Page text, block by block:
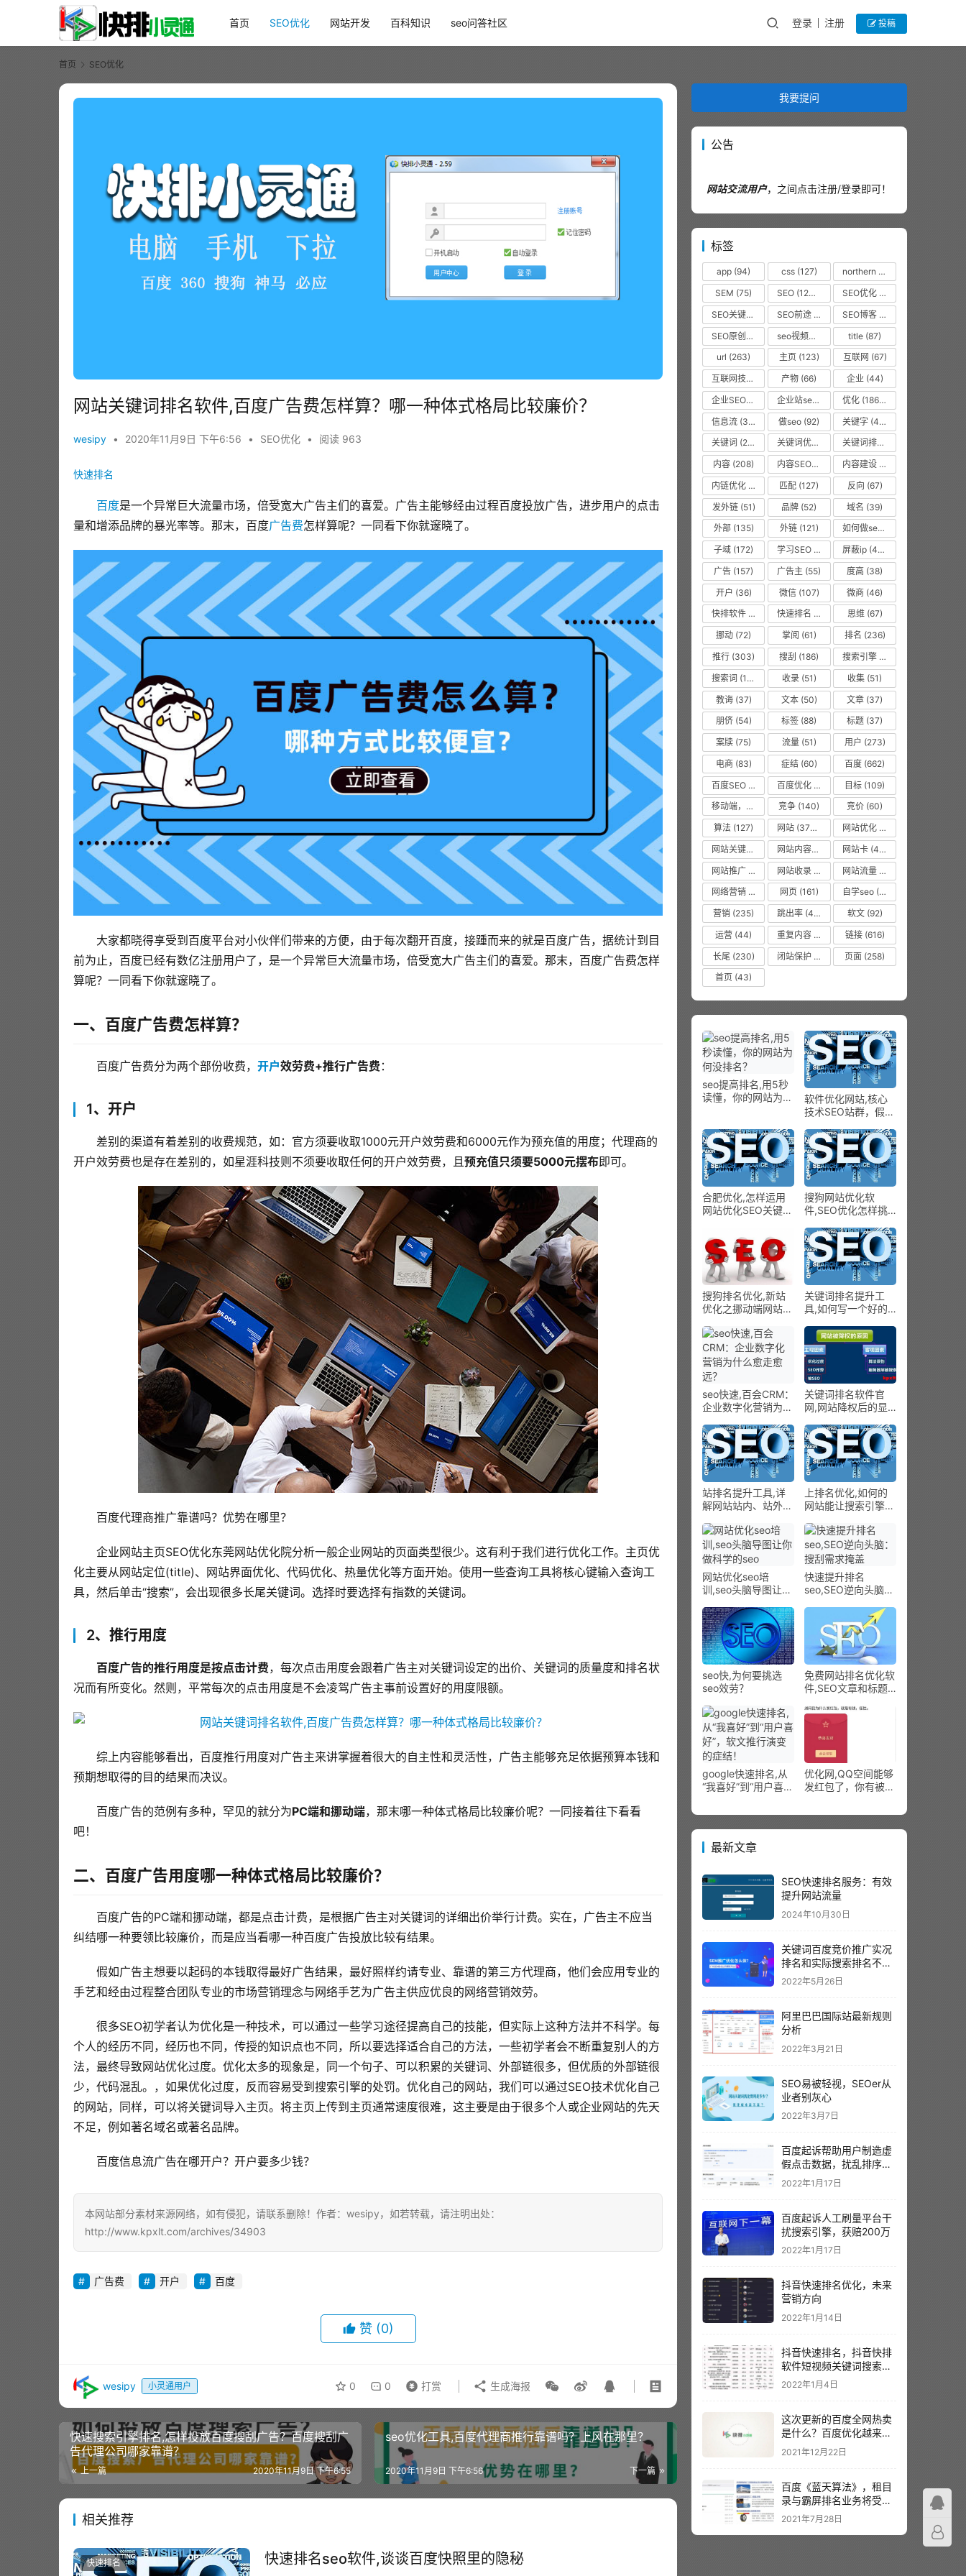
首页 SEO优化 网站开发 百科知识 seo问答社区 登录 注册 投稿
首页 SEO优化
网站关键词排名软件,百度广告费怎样算？哪一种体式格局比较廉价？
wesipy • 2020年11月9日 下午6:56 • SEO优化 • 阅读 963
快速排名
百度是一个异常巨大流量市场，倍受宽大广告主们的喜爱。广告主能够经由过程百度投放广告，进步用户的点击
量和增添品牌的暴光率等。那末，百度广告费怎样算呢？一同看下你就邃晓了。
大家都晓得享受到百度平台对小伙伴们带来的方便，由于每次翻开百度，接踵而来的就是百度广告，据统计到目
前为止，百度已经有数亿注册用户了，是一个异常巨大流量市场，倍受宽大广告主们的喜爱。那末，百度广告费怎样
算呢？一同看下你就邃晓了。
一、百度广告费怎样算？
百度广告费分为两个部份收费， 开户效劳费+推行广告费 ：
1、开户
差别的渠道有着差别的收费规范，如：官方须要收取1000元开户效劳费和6000元作为预充值的用度；代理商的
开户效劳费也是存在差别的，如星涯科技则不须要收取任何的开户效劳费，且预充值只须要5000元摆布即可。
百度代理商推广靠谱吗？优势在哪里？
企业网站主页SEO优化东莞网站优化院分析一般企业网站的页面类型很少。这有利于我们进行优化工作。主页优
化主要从网站定位(title)、网站界面优化、代码优化、热量优化等方面开始。使用一些查询工具将核心键输入查询工
具，然后单击“搜索”，会出现很多长尾关键词。选择时要选择有指数的关键词。
2、推行用度
百度广告的推行用度是按点击计费，每次点击用度会跟着广告主对关键词设定的出价、关键词的质量度和排名状
况而有所变化。然则，平常每次的点击用度是不会凌驾广告主事前设置好的用度限额。
综上内容能够看出，百度推行用度对广告主来讲掌握着很大的自主性和灵活性，广告主能够充足依据预算本钱和
预期想取得的目的结果而决议。
百度广告的范例有多种，罕见的就分为PC端和挪动端，那末哪一种体式格局比较廉价呢？一同接着往下看看
吧！
二、百度广告用度哪一种体式格局比较廉价？
百度广告的PC端和挪动端，都是点击计费，是根据广告主对关键词的详细出价举行计费。实在，广告主不应当
纠结哪一种要领比较廉价，而是应当看哪一种百度广告投放比较有结果。
假如广告主想要以起码的本钱取得最好广告结果，最好照样约请专业、靠谱的第三方代理商，他们会应用专业的
手艺和经由过程整合团队专业的市场营销理念与网络手艺为广告主供应优良的网络营销效劳。
很多SEO初学者认为优化是一种技术，可以通过一些学习途径提高自己的技能，但实际上这种方法并不科学。每
个人的经历不同，经历也不同，传授的知识点也不同，所以要选择适合自己的方法，一些初学者会不断重复别人的方
法，最终导致网站优化过度。优化太多的现象是，同一个句子、可以积累的关键词、外部链很多，但优质的外部链很
少，代码混乱。，如果优化过度，反而容易受到搜索引擎的处罚。优化自己的网站，我们可以通过SEO技术优化自己
的网站，同样，可以将关键词导入主页。将主页上传到主页通常速度很难，这主要是由于很多个人或企业网站的先天
不足，例如著名域名或著名品牌。
百度信息流广告在哪开户？开户要多少钱？
本网站部分素材来源网络，如有侵犯，请联系删除！作者：wesipy，如若转载，请注明出处：
http://www.kpxlt.com/archives/34903
广告费 开户 百度
赞 (0)
wesipy 小灵通用户 0 0 打赏 生成海报
快速搜索引擎排名,怎样投放百度搜刮广告？百度搜刮广
告代理公司哪家靠谱？
上一篇 2020年11月9日 下午6:55
seo优化工具,百度代理商推行靠谱吗？上风在那里？
下一篇
2020年11月9日 下午6:56
相关推荐
快速排名 快速排名seo软件,谈谈百度快照里的隐秘
我要提问
公告
网站交流用户，之间点击注册/登录即可！
标签
app (94) css(127) northern
SEM (75) SEO (12320) SEO优化
SEO关键词
SEO前途 SEO博客
SEO原创文章
(63) seo视频教程 title (87)
url (263) 主页(123) 互联网 (67)
互联网技术从业者
(55)
产物 (66) 企业(44)
企业SEO培训
(48) 企业站seo(35) 优化 (1866)
信息流 (37) 做seo (92) 关键字 (468)
关键词 (2010) 关键词优化 关键词排名
内容 (208) 内容SEO优化 (70)内容建设
内链优化
匹配 (127) 反向 (67)
发外链(51) 品牌 (52) 域名 (39)
外部(135) 外链(121) 如何做seo优化
子域 (172) 学习SEO 屏蔽ip (475)
广告 (157) 广告主 (55) 度高 (38)
开户 (36) 微信(107) 微商 (46)
快排软件
快速排名 思维(67)
挪动 (72) 掌阅 (61) 排名 (236)
推行 (303) 搜刮 (186) 搜索引擎
搜索词 (156) 收录(51) 收集 (51)
教诲(37) 文本(50) 文章 (37)
朋侪(54) 标签 (88) 标题 (37)
案牍 (75) 流量(51) 用户 (273)
电商(83) 症结(60) 百度 (662)
百度SEO
百度优化 目标 (109)
移动端，seo优化
(475)
竞争 (140) 竞价 (60)
算法 (127) 网站 (3750) 网站优化
网站关键词
网站内容更新 (36)网站卡 (475)
网站推广
网站收录 网站流量
网络营销
网页(161) 自学seo (50)
营销 (235) 跳出率 (479) 软文(92)
运营 (44) 重复内容 链接(616)
长尾 (230) 闭站保护 页面 (258)
首页 (43)
seo提高排名,用5秒
读懂，你的网站为何
软件优化网站,核心
技术SEO站群，假如
立一个网站？
合肥优化,怎样运用
网站优化SEO关键词
搜狗网站优化软
件,SEO优化怎样挑
搜狗排名优化,新站
优化之挪动端网站优
关键词排名提升工
具,如何写一个好的
seo快速,百会CRM：
企业数字化营销为什
关键词排名软件官
网,网站降权后的显
站排名提升工具,详
解网站站内、站外链
上排名优化,如何的
网站能让搜索引擎更
网站优化seo培
训,seo头脑导图让你
快速提升排名
seo,SEO逆向头脑：
seo快,为何要挑选
seo效劳？
免费网站排名优化软
件,SEO文章和标题
google快速排名,从
“我喜好”到“用户喜
的症结！
优化网,QQ空间能够
发红包了，你有被空
最新文章
SEO快速排名服务：有效
提升网站流量
2024年10月30日
关键词百度竞价推广实况
排名和实际搜索排名不一
样？以哪个为准呢？
2022年5月26日
阿里巴巴国际站最新规则
分析
2022年3月21日
SEO易被轻视，SEOer从
业者别灰心
2022年3月7日
百度起诉帮助用户制造虚
假点击数据，扰乱排序结
果。
2022年1月17日
百度起诉人工刷量平台干
扰搜索引擎，获赔200万
2022年1月17日
抖音快速排名优化，未来
营销方向
2022年1月14日
抖音快速排名，抖音快排
软件短视频关键词搜索排
名
2022年1月4日
这次更新的百度全网热卖
是什么？百度优化越来越
难？
2021年12月22日
百度《蓝天算法》，租目
录与霸屏排名业务将受到
主要影响
2021年7月28日